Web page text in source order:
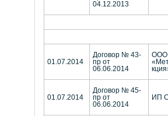
04.12.2013
01.07.2014
Договор № 43-
пр от
06.06.2014
ООО
01.07.2014
Договор № 45-
пр от
06.06.2014
ИП